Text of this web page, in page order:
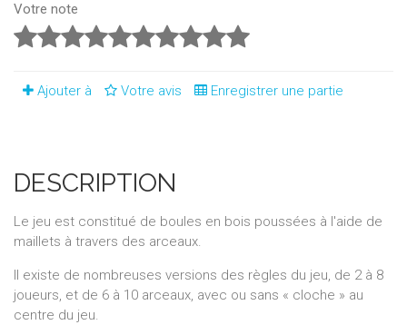
Votre note
Ajouter à Votre avis Enregistrer une partie
DESCRIPTION
Le jeu est constitué de boules en bois poussées à l'aide de
maillets à travers des arceaux.
Il existe de nombreuses versions des règles du jeu, de 2 à 8
joueurs, et de 6 à 10 arceaux, avec ou sans « cloche » au
centre du jeu.